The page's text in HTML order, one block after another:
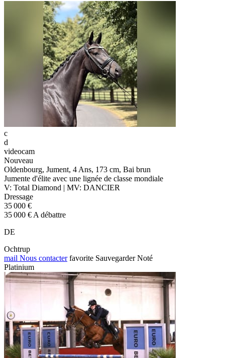
c
d
videocam
Nouveau
Oldenbourg, Jument, 4 Ans, 173 cm, Bai brun
Jumente d'élite avec une lignée de classe mondiale
V: Total Diamond | MV: DANCIER
Dressage
35 000 €
35 000 € A débattre
DE
Ochtrup
mail Nous contacter favorite Sauvegarder Noté
Platinium